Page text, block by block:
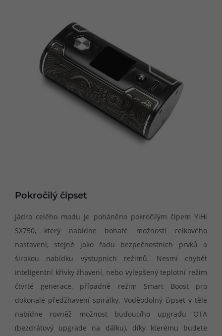
Pokročilý čipset
Jádro celého modu je poháněno pokročilým čipem YiHi
SX750, který nabídne bohaté možnosti celkového
nastavení, stejně jako řadu bezpečnostních prvků a
širokou nabídku výstupních režimů. Nesmí chybět
inteligentní křivky žhavení, nebo vylepšený teplotní režim
čtvrté generace, případně režim Smart Boost pro
dokonalé předžhavení spirálky. Voděodolný čipset v těle
nabídne rovněž možnost budoucího upgradu OTA
(bezdrátový upgrade na dálku), díky kterému budete